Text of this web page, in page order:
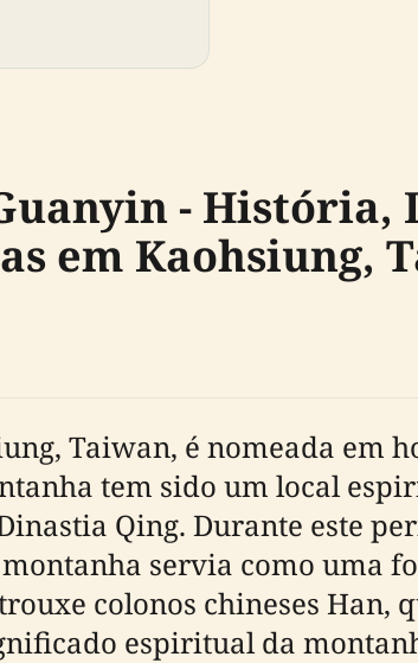
- História,
em Kaohsiung,
Taiwan, é nomeada em
tem sido um local
Qing. Durante este
servia como uma
colonos chineses Han,
espiritual da